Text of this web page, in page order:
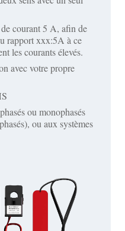
courant 5 A, afin de
rapport xxx:5A à ce
les courants élevés.
avec votre propre
ou monophasés
ou aux systèmes